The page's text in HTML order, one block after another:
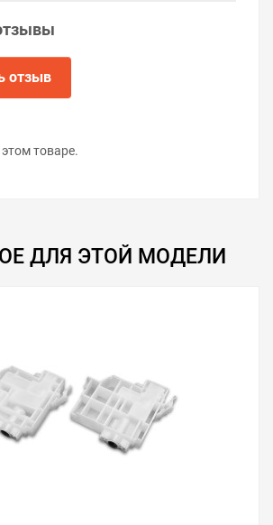
старую ёмкость и установите новую.
винт.
продлению срока
без надобности прочистки
головки. Каждая прочистка тратит
счётчика «памперса».
отзыв
товаре.
ДЛЯ ЭТОЙ МОДЕЛИ